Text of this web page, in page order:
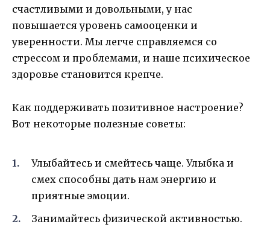
счастливыми и довольными, у нас
повышается уровень самооценки и
уверенности. Мы легче справляемся со
стрессом и проблемами, и наше психическое
здоровье становится крепче.
Как поддерживать позитивное настроение?
Вот некоторые полезные советы:
Улыбайтесь и смейтесь чаще. Улыбка и
смех способны дать нам энергию и
приятные эмоции.
Занимайтесь физической активностью.